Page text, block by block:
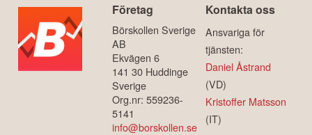
Företag
Börskollen Sverige
AB
Ekvägen 6
141 30 Huddinge
Sverige
Org.nr: 559236-
5141
info@borskollen.se
Kontakta oss
Ansvariga för
tjänsten:
Daniel Åstrand
(VD)
Kristoffer Matsson
(IT)